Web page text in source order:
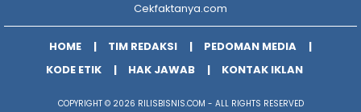
Cekfaktanya.com
HOME TIM REDAKSI
PEDOMAN MEDIA
KODE ETIK
HAK JAWAB KONTAK IKLAN
COPYRIGHT © 2026 RILISBISNIS.COM - ALL RIGHTS RESERVED